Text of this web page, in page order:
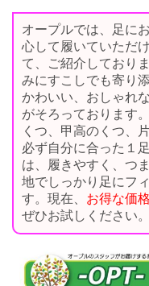
オープルでは、足に
心して履いていただ
て、ご紹介しており
みにすこしでも寄り
かわいい、おしゃれ
がそろっております
くつ、甲高のくつ、
必ず自分に合った１
は、履きやすく、つ
地でしっかり足にフ
す。現在、 お得な価
ぜひお試しください。